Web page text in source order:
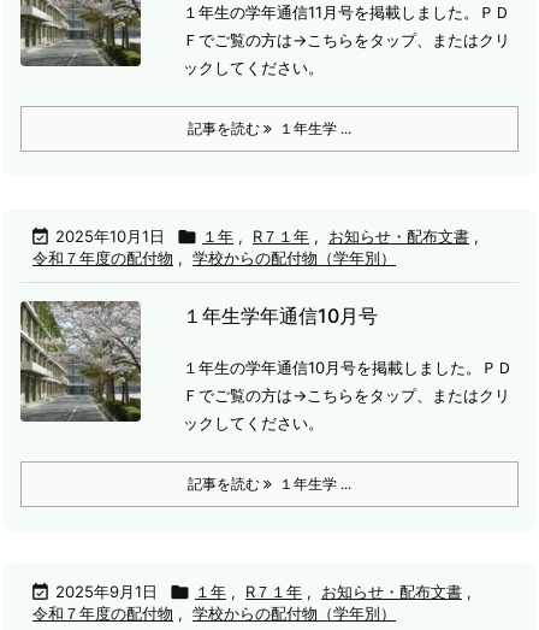
１年生の学年通信11月号を掲載しました。
ＰＤ
Ｆでご覧の方は→こちらをタップ、またはクリ
ックしてください。
記事を読む １年生学 ...
 2025年10月1日  １年 , R７１年 , お知らせ・配布文書 ,
令和７年度の配付物 , 学校からの配付物（学年別）
１年生学年通信10月号
１年生の学年通信10月号を掲載しました。
ＰＤ
Ｆでご覧の方は→こちらをタップ、またはクリ
ックしてください。
記事を読む １年生学 ...
 2025年9月1日  １年 , R７１年 , お知らせ・配布文書 ,
令和７年度の配付物 , 学校からの配付物（学年別）